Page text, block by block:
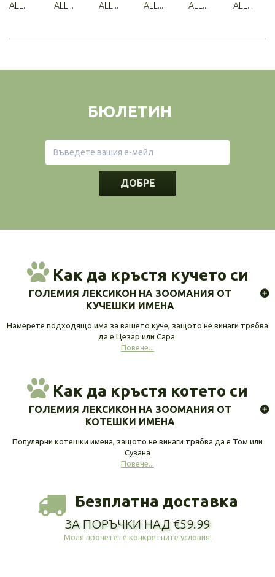
ALL...
ALL...
ALL...
ALL...
ALL...
ALL...
БЮЛЕТИН
ДОБРЕ
Как да кръстя кучето си
ГОЛЕМИЯ ЛЕКСИКОН НА ЗООМАНИЯ ОТ
КУЧЕШКИ ИМЕНА
Намерете подходящо има за вашето куче, защото не винаги трябва
да е Цезар или Сара.
Повече...
Как да кръстя котето си
ГОЛЕМИЯ ЛЕКСИКОН НА ЗООМАНИЯ ОТ
КОТЕШКИ ИМЕНА
Популярни котешки имена, защото не винаги трябва да е Том или
Сузана
Повече...
Безплатна доставка
ЗА ПОРЪЧКИ НАД €59.99
Моля прочетете конкретните условия!